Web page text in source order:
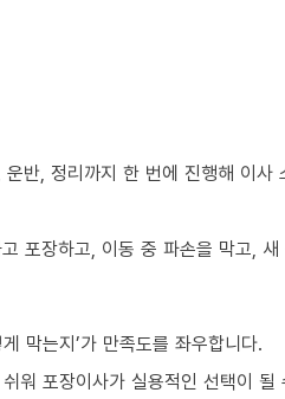
반, 정리까지 한 번에 진행해 이사
포장하고, 이동 중 파손을 막고,
막는지’가 만족도를 좌우합니다.
워 포장이사가 실용적인 선택이 될